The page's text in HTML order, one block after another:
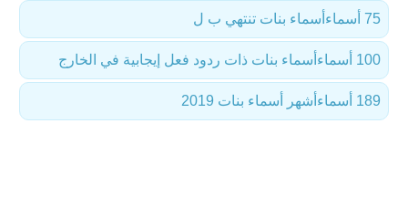
أسماء بنات تنتهي ب ل 75 أسماء
أسماء بنات ذات ردود فعل إيجابية في الخارج 100 أسماء
أشهر أسماء بنات 2019 189 أسماء